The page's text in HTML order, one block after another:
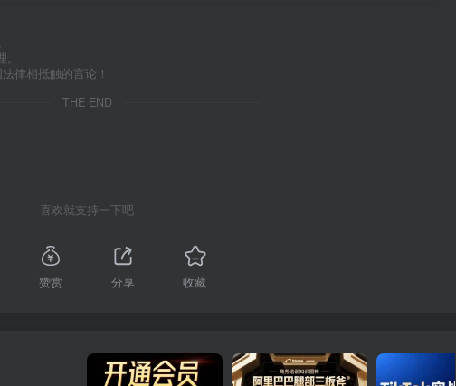
律相抵触的言论！
THE END
喜欢就支持一下吧
赞赏 分享 收藏